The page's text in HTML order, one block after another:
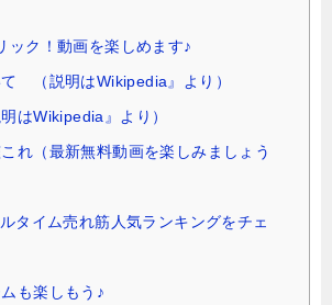
ック！動画を楽しめます♪
（説明はWikipedia』より）
はWikipedia』より）
れ（最新無料動画を楽しみましょう
タイム売れ筋人気ランキングをチェ
も楽しもう♪